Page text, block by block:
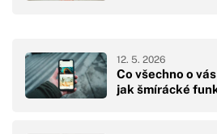
Co všechno o
jak šmírácké
12. 5. 2026